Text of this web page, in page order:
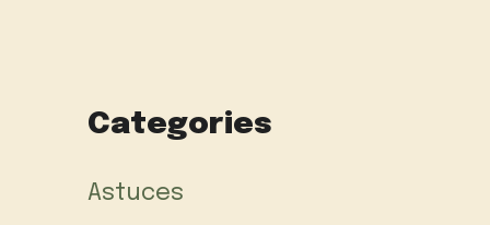
Categories
Astuces